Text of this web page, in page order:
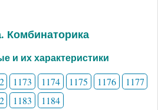
Комбинаторика
и их характеристики
1173 1174 1175 1176
1177
1183 1184